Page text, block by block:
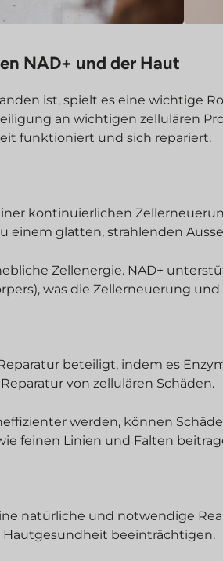
NAD+ und der Haut
ist, spielt es eine wichtige
an wichtigen zellulären
funktioniert und sich repariert.
kontinuierlichen
einem glatten, strahlenden
Zellenergie. NAD+
was die Zellerneuerung
beteiligt, indem es
von zellulären Schäden.
werden, können
feinen Linien und Falten
natürliche und notwendige
beeinträchtigen.